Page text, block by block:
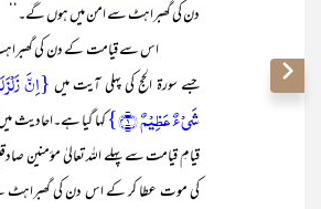
دن کی گھبراہٹ سے امن میں ہوں گے۔‘‘
اس سے قیامت کے دن کی
جسے سورۃ الحج کی پہلی آیت میں{اِنَّ
شَیۡءٌ عَظِیۡمٌ ﴿۱﴾}
کہا گیا ہے۔احادیث
قیامِ قیامت سے پہلے اللہ تعالیٰ مؤمنین
کی موت عطا کر کے اس دن کی